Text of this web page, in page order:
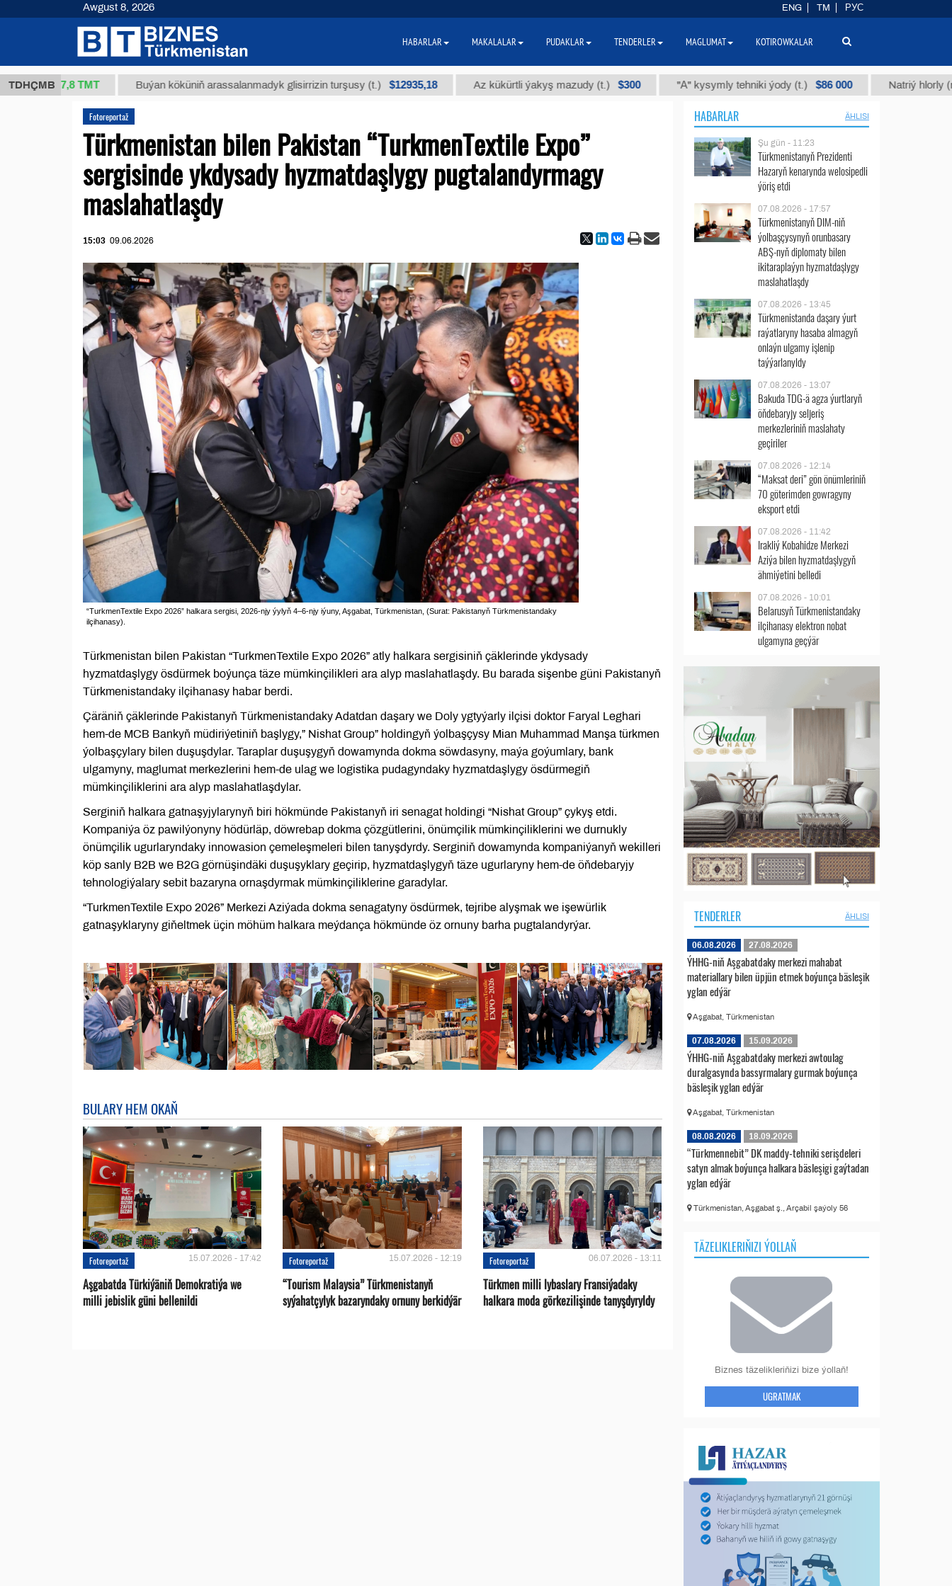
TDHÇMB
37,8 ТМТ Buýan köküniň arassalanmadyk glisirrizin turşusy (t.) $12935,18 Az kükürtli ýakyş mazudy (t.) $300 "А" kysymly tehniki ýody (t.) $86 000 Natriý hlorly (nahar
Fotoreportaž
Türkmenistan bilen Pakistan “TurkmenTextile Expo”
sergisinde ykdysady hyzmatdaşlygy pugtalandyrmagy
maslahatlaşdy
15:03 09.06.2026
“TurkmenTextile Expo 2026” halkara sergisi, 2026-njy ýylyň 4–6-njy iýuny, Aşgabat, Türkmenistan, (Surat: Pakistanyň Türkmenistandaky
ilçihanasy).
Türkmenistan bilen Pakistan “TurkmenTextile Expo 2026” atly halkara sergisiniň çäklerinde ykdysady
hyzmatdaşlygy ösdürmek boýunça täze mümkinçilikleri ara alyp maslahatlaşdy. Bu barada sişenbe güni Pakistanyň
Türkmenistandaky ilçihanasy habar berdi.
Çäräniň çäklerinde Pakistanyň Türkmenistandaky Adatdan daşary we Doly ygtyýarly ilçisi doktor Faryal Leghari
hem-de MCB Bankyň müdiriýetiniň başlygy,” Nishat Group” holdingyň ýolbaşçysy Mian Muhammad Manşa türkmen
ýolbaşçylary bilen duşuşdylar. Taraplar duşuşygyň dowamynda dokma söwdasyny, maýa goýumlary, bank
ulgamyny, maglumat merkezlerini hem-de ulag we logistika pudagyndaky hyzmatdaşlygy ösdürmegiň
mümkinçiliklerini ara alyp maslahatlaşdylar.
Serginiň halkara gatnaşyjylarynyň biri hökmünde Pakistanyň iri senagat holdingi “Nishat Group” çykyş etdi.
Kompaniýa öz pawilýonyny hödürläp, döwrebap dokma çözgütlerini, önümçilik mümkinçiliklerini we durnukly
önümçilik ugurlaryndaky innowasion çemeleşmeleri bilen tanyşdyrdy. Serginiň dowamynda kompaniýanyň wekilleri
köp sanly B2B we B2G görnüşindäki duşuşyklary geçirip, hyzmatdaşlygyň täze ugurlaryny hem-de öňdebaryjy
tehnologiýalary sebit bazaryna ornaşdyrmak mümkinçiliklerine garadylar.
“TurkmenTextile Expo 2026” Merkezi Aziýada dokma senagatyny ösdürmek, tejribe alyşmak we işewürlik
gatnaşyklaryny giňeltmek üçin möhüm halkara meýdança hökmünde öz ornuny barha pugtalandyrýar.
BULARY HEM OKAŇ
Fotoreportaž 15.07.2026 - 17:42
Aşgabatda Türkiýäniň Demokratiýa we
milli jebislik güni bellenildi
Fotoreportaž 15.07.2026 - 12:19
“Tourism Malaysia” Türkmenistanyň
syýahatçylyk bazaryndaky ornuny berkidýär
Fotoreportaž 06.07.2026 - 13:11
Türkmen milli lybaslary Fransiýadaky
halkara moda görkezilişinde tanyşdyryldy
HABARLAR ÄHLISI
Şu gün - 11:23
Türkmenistanyň Prezidenti
Hazaryň kenarynda welosipedli
ýöriş etdi
07.08.2026 - 17:57
Türkmenistanyň DIM-niň
ýolbaşçysynyň orunbasary
ABŞ-nyň diplomaty bilen
ikitaraplaýyn hyzmatdaşlygy
maslahatlaşdy
07.08.2026 - 13:45
Türkmenistanda daşary ýurt
raýatlaryny hasaba almagyň
onlaýn ulgamy işlenip
taýýarlanyldy
07.08.2026 - 13:07
Bakuda TDG-ä agza ýurtlaryň
öňdebaryjy seljeriş
merkezleriniň maslahaty
geçiriler
07.08.2026 - 12:14
“Maksat deri” gön önümleriniň
70 göterimden gowragyny
eksport etdi
07.08.2026 - 11:42
Irakliý Kobahidze Merkezi
Aziýa bilen hyzmatdaşlygyň
ähmiýetini belledi
07.08.2026 - 10:01
Belarusyň Türkmenistandaky
ilçihanasy elektron nobat
ulgamyna geçýär
TENDERLER ÄHLISI
06.08.2026 27.08.2026
ÝHHG-niň Aşgabatdaky merkezi mahabat
materiallary bilen üpjün etmek boýunça bäsleşik
yglan edýär
Aşgabat, Türkmenistan
07.08.2026 15.09.2026
ÝHHG-niň Aşgabatdaky merkezi awtoulag
duralgasynda bassyrmalary gurmak boýunça
bäsleşik yglan edýär
Aşgabat, Türkmenistan
08.08.2026 18.09.2026
“Türkmennebit” DK maddy-tehniki serişdeleri
satyn almak boýunça halkara bäsleşigi gaýtadan
yglan edýär
Türkmenistan, Aşgabat ş., Arçabil şaýoly 56
TÄZELIKLERIŇIZI ÝOLLAŇ
Biznes täzelikleriňizi bize ýollaň!
UGRATMAK
Awgust 8, 2026 ENG TM РУС
HABARLAR MAKALALAR PUDAKLAR TENDERLER MAGLUMAT KOTIROWKALAR